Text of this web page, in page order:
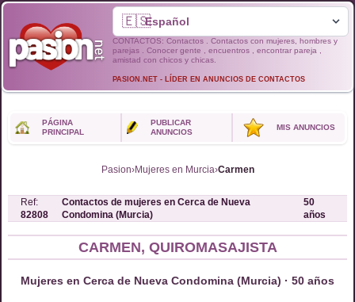
🇪🇸
CONTACTOS: Contactos . Contactos con mujeres, hombres y
parejas . Conocer gente , encuentros , encontrar pareja ,
amistad con chicos y chicas.
PASION.NET - LÍDER EN ANUNCIOS DE CONTACTOS
PÁGINA
PRINCIPAL
PUBLICAR
ANUNCIOS
MIS ANUNCIOS
Pasion›Mujeres en Murcia›Carmen
Ref:
82808
Contactos de mujeres enCerca de Nueva
Condomina (Murcia)
50
años
CARMEN, QUIROMASAJISTA
Mujeres en Cerca de Nueva Condomina (Murcia) · 50 años